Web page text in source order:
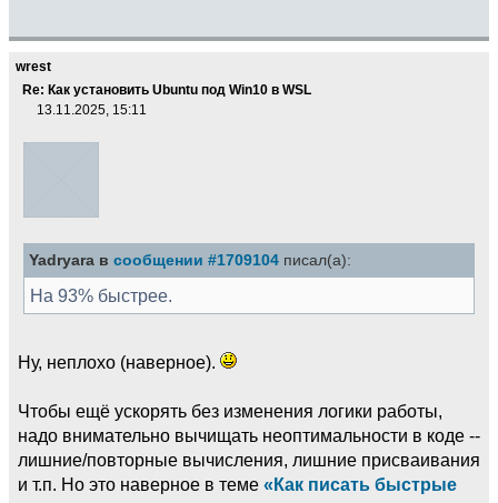
wrest
Re: Как установить Ubuntu под Win10 в WSL
13.11.2025, 15:11
Yadryara в сообщении #1709104 писал(а):
На 93% быстрее.
Ну, неплохо (наверное).
Чтобы ещё ускорять без изменения логики работы,
надо внимательно вычищать неоптимальности в коде --
лишние/повторные вычисления, лишние присваивания
и т.п. Но это наверное в теме «Как писать быстрые